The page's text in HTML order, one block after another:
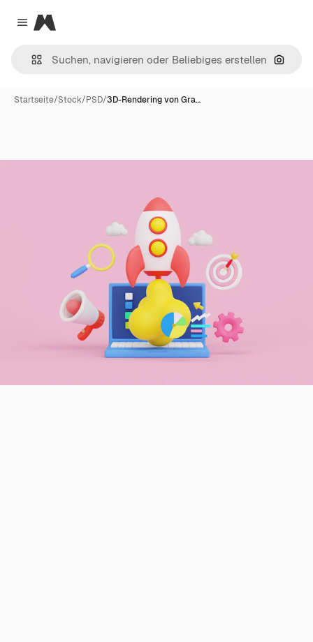
Close menu
Magnific
Nach
Startseite/Stock/PSD/3D-Rendering von Gra…